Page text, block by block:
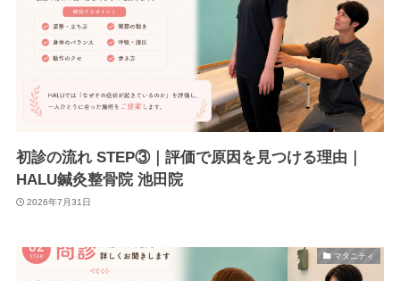
初診の流れ STEP③｜評価で原因を見つける理由｜
HALU鍼灸整骨院 池田院
2026年7月31日
マタニティ